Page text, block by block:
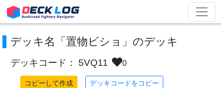
デッキ名「置物ビショ」のデッキ
デッキコード： 5VQ11 0
コピーして作成 デッキコードをコピー